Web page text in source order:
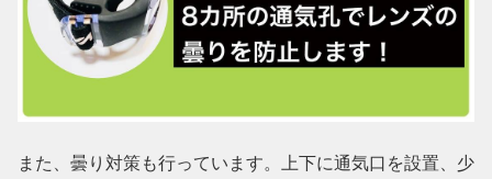
また、曇り対策も行っています。上下に通気口を設置、少